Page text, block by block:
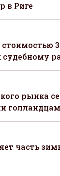
в Риге
судебному
рынка
голландцам
часть